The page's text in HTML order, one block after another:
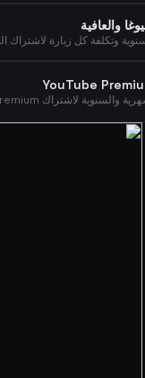
والعافية
وتكلفة كل زيارة لاشتراك